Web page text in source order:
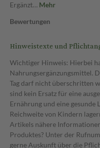
Ergänzt… Mehr
Bewertungen
Hinweistexte und
Wichtiger Hinweis: Hierbei
Nahrungsergänzungsmittel.
Tag darf nicht überschritten
sind kein Ersatz für eine
Ernährung und eine gesunde
Reichweite von Kindern
Artikels nähere
Produktes? Unter der
gerne Auskunft über die